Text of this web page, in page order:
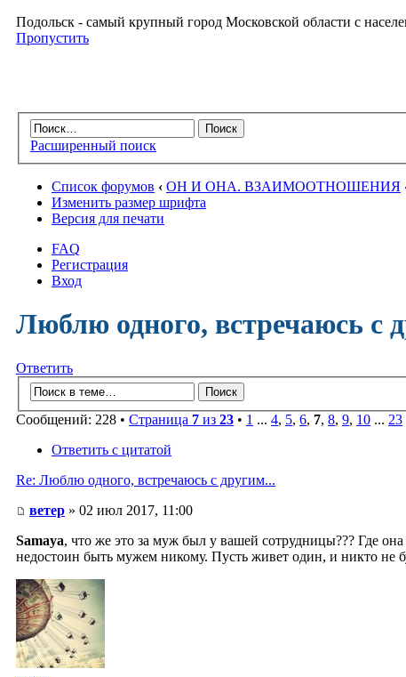
Подольск - самый крупный город Московской области с
Пропустить
Расширенный поиск
Список форумов ‹ ОН И ОНА. ВЗАИМООТНОШЕНИЯ
Изменить размер шрифта
Версия для печати
FAQ
Регистрация
Вход
Люблю одного, встречаюсь с
Ответить
Сообщений: 228 • Страница 7 из 23 • 1 ... 4, 5, 6, 7, 8, 9, 10 ... 23
Ответить с цитатой
Re: Люблю одного, встречаюсь с другим...
ветер » 02 июл 2017, 11:00
Samaya, что же это за муж был у вашей сотрудницы??? Где
недостоин быть мужем никому. Пусть живет один, и никто не